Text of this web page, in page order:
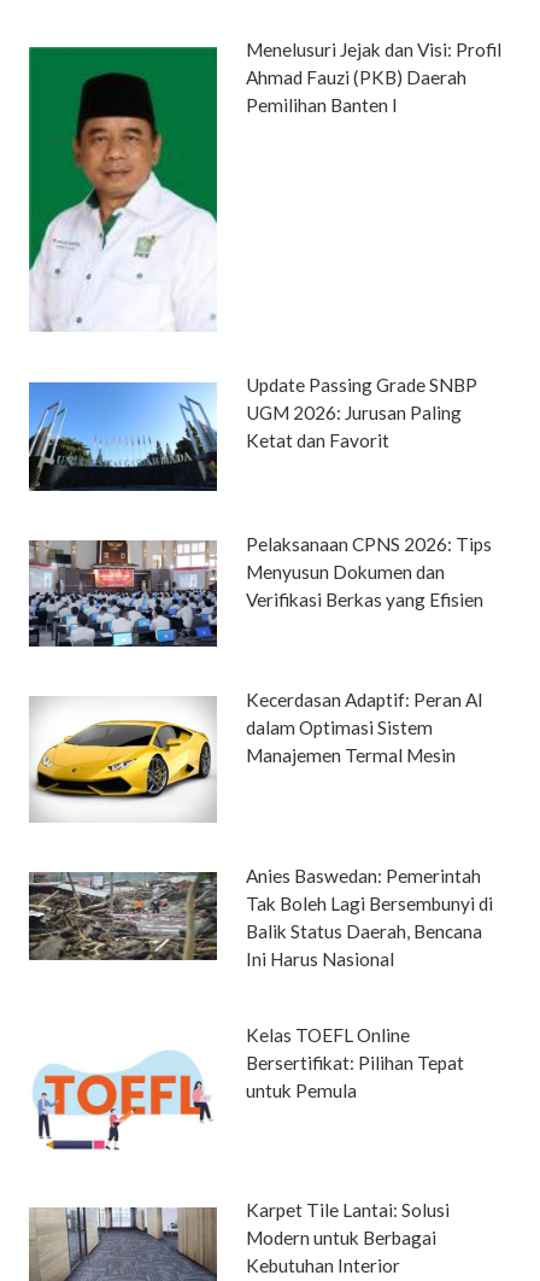
Menelusuri Jejak dan Visi: Profil
Ahmad Fauzi (PKB) Daerah
Pemilihan Banten I
Update Passing Grade SNBP
UGM 2026: Jurusan Paling
Ketat dan Favorit
Pelaksanaan CPNS 2026: Tips
Menyusun Dokumen dan
Verifikasi Berkas yang Efisien
Kecerdasan Adaptif: Peran AI
dalam Optimasi Sistem
Manajemen Termal Mesin
Anies Baswedan: Pemerintah
Tak Boleh Lagi Bersembunyi di
Balik Status Daerah, Bencana
Ini Harus Nasional
Kelas TOEFL Online
Bersertifikat: Pilihan Tepat
untuk Pemula
Karpet Tile Lantai: Solusi
Modern untuk Berbagai
Kebutuhan Interior